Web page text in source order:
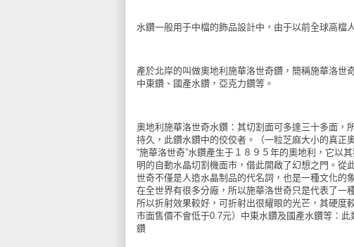
水鑽一般用于中檔的飾品設計中，由于以前全球高檔
產於北岸的叫做奧地利施華洛世奇鑽 ，簡稱施華洛世
中東鑽、國產水鑽，亞克力鑽等。
奧地利施華洛世奇水鑽：其切割面可多達三十多面，
持久，此鑽水鑽中的佼佼者。（一粒芝麻大小的真正
“施華洛世奇”水鑽產生于１８９５年的奧地利，它以
明的自動水晶切割機面市，借此開啟了幻想之門。
世奇不僅是人造水晶制品的代名詞，也是一種文化的
在全世界有很多分廠，所以施華洛世奇只是代表了一
所以折射效果較好，可折射出很耀眼的光芒，其硬
市面售價不會低于0.7元）中東水鑽及國產水鑽等：
鑽